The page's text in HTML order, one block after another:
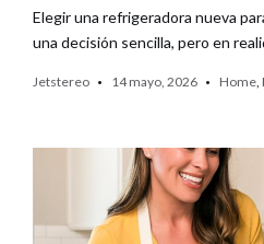
Elegir una refrigeradora nueva
una decisión sencilla, pero en
Jetstereo 14 mayo, 2026 Home,